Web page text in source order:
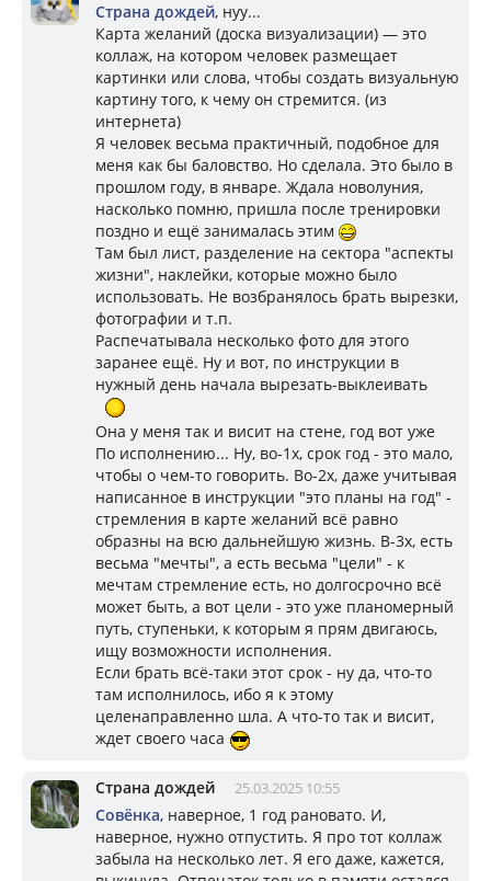
Страна дождей, нуу...
Карта желаний (доска визуализации) — это
коллаж, на котором человек размещает
картинки или слова, чтобы создать визуальную
картину того, к чему он стремится. (из
интернета)
Я человек весьма практичный, подобное для
меня как бы баловство. Но сделала. Это было в
прошлом году, в январе. Ждала новолуния,
насколько помню, пришла после тренировки
поздно и ещё занималась этим
Там был лист, разделение на сектора "аспекты
жизни", наклейки, которые можно было
использовать. Не возбранялось брать вырезки,
фотографии и т.п.
Распечатывала несколько фото для этого
заранее ещё. Ну и вот, по инструкции в
нужный день начала вырезать-выклеивать
Она у меня так и висит на стене, год вот уже
По исполнению... Ну, во-1х, срок год - это мало,
чтобы о чем-то говорить. Во-2х, даже учитывая
написанное в инструкции "это планы на год" -
стремления в карте желаний всё равно
образны на всю дальнейшую жизнь. В-3х, есть
весьма "мечты", а есть весьма "цели" - к
мечтам стремление есть, но долгосрочно всё
может быть, а вот цели - это уже планомерный
путь, ступеньки, к которым я прям двигаюсь,
ищу возможности исполнения.
Если брать всё-таки этот срок - ну да, что-то
там исполнилось, ибо я к этому
целенаправленно шла. А что-то так и висит,
ждет своего часа
Страна дождей 25.03.2025 10:55
Совёнка, наверное, 1 год рановато. И,
наверное, нужно отпустить. Я про тот коллаж
забыла на несколько лет. Я его даже, кажется,